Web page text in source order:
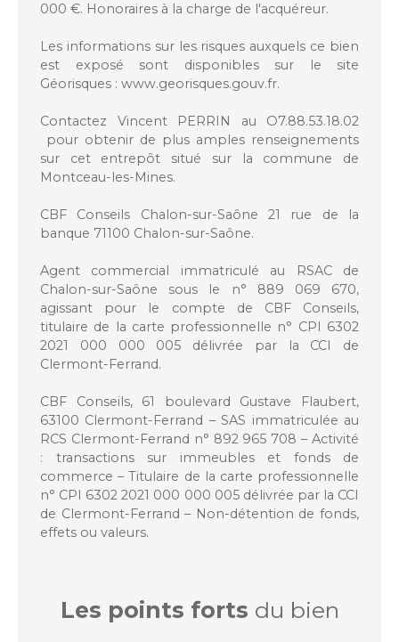
000 €. Honoraires à la charge de l'acquéreur.
Les informations sur les risques auxquels ce bien
est exposé sont disponibles sur le site
Géorisques : www.georisques.gouv.fr.
Contactez Vincent PERRIN au O7.88.53.18.02
pour obtenir de plus amples renseignements
sur cet entrepôt situé sur la commune de
Montceau-les-Mines.
CBF Conseils Chalon-sur-Saône 21 rue de la
banque 71100 Chalon-sur-Saône.
Agent commercial immatriculé au RSAC de
Chalon-sur-Saône sous le n° 889 069 670,
agissant pour le compte de CBF Conseils,
titulaire de la carte professionnelle n° CPI 6302
2021 000 000 005 délivrée par la CCI de
Clermont-Ferrand.
CBF Conseils, 61 boulevard Gustave Flaubert,
63100 Clermont-Ferrand – SAS immatriculée au
RCS Clermont-Ferrand n° 892 965 708 – Activité
: transactions sur immeubles et fonds de
commerce – Titulaire de la carte professionnelle
n° CPI 6302 2021 000 000 005 délivrée par la CCI
de Clermont-Ferrand – Non-détention de fonds,
effets ou valeurs.
Les points forts du bien